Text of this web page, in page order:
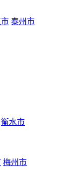
泰州市
衡水市
梅州市